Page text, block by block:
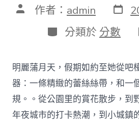
文 作者： admin 發
表
日
期
分
類
分類於 分數
明麗蒲月天，假期如約至她從吧
器：一條精緻的蕾絲絲帶，和一
規。。從公園里的賞花散步，到
年夜城市的打卡熱潮，到小城鎮